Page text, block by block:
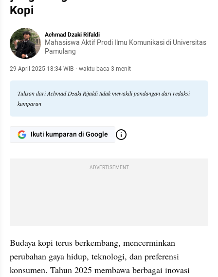
Kopi
Achmad Dzaki Rifaldi
Mahasiswa Aktif Prodi Ilmu Komunikasi di Universitas
Pamulang
29 April 2025 18:34 WIB · waktu baca 3 menit
Tulisan dari Achmad Dzaki Rifaldi tidak mewakili pandangan dari redaksi
kumparan
Ikuti kumparan di Google
ADVERTISEMENT
Budaya kopi terus berkembang, mencerminkan
perubahan gaya hidup, teknologi, dan preferensi
konsumen. Tahun 2025 membawa berbagai inovasi